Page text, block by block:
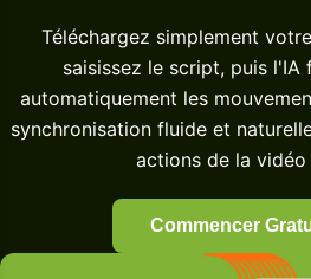
Téléchargez simplement
saisissez le script, puis l'IA
automatiquement les
synchronisation fluide et
actions de la vidéo
Commencer